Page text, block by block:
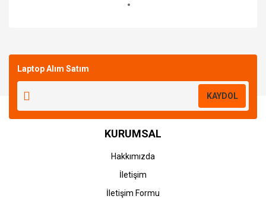
Laptop Alım Satım
KAYDOL
KURUMSAL
Hakkımızda
İletişim
İletişim Formu